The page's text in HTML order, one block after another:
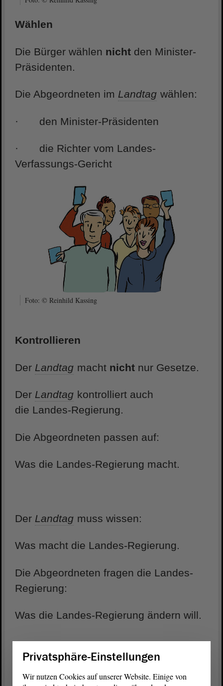
Wählen
Die Bürger wählen nicht den Minister-
Präsidenten.
Die Abgeordneten im Landtag wählen:
· den Minister-Präsidenten
· die Richter vom Landes-
Verfassungs-Gericht
Foto: © Reinhild Kassing
Kontrollieren
Der Landtag macht nicht nur Gesetze.
Der Landtag kontrolliert auch
die Landes-Regierung.
Die Abgeordneten passen auf:
Was die Landes-Regierung macht.
Der Landtag muss wissen:
Was macht die Landes-Regierung.
Die Abgeordneten fragen die Landes-
Regierung:
Was die Landes-Regierung ändern will.
Privatsphäre-Einstellungen
Wir nutzen Cookies auf unserer Website. Einige von